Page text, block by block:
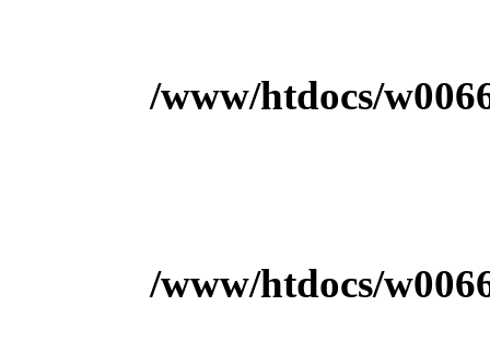
/www/htdocs/
/www/htdocs/